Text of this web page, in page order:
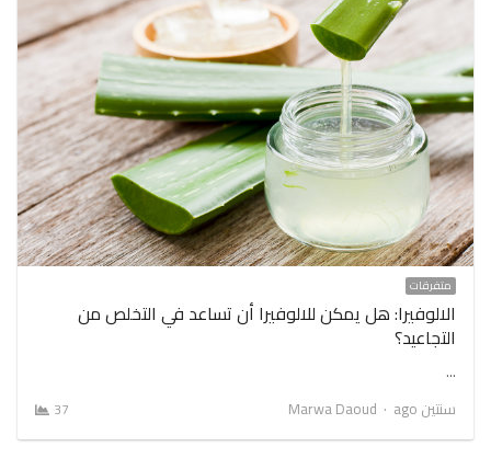
متفرقات
الالوفيرا: هل يمكن للالوفيرا أن تساعد في التخلص من
التجاعيد؟
…
سنتين ago
Author
Marwa Daoud
37